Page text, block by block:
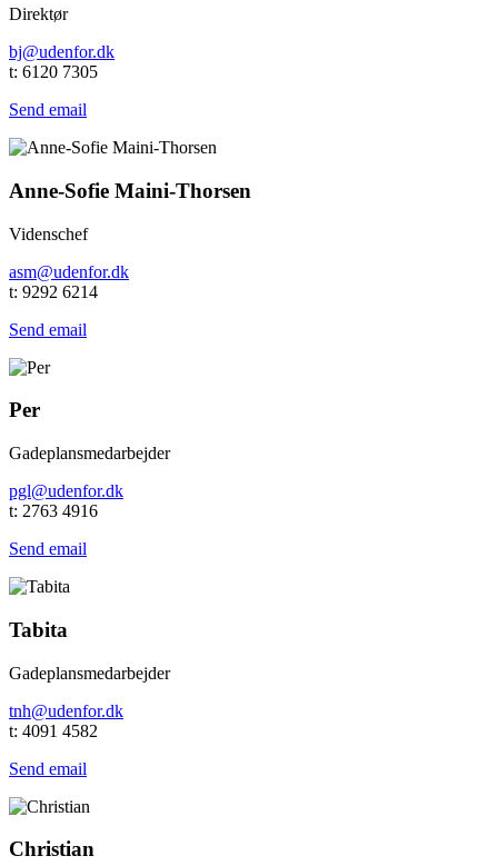
Direktør
bj@udenfor.dk
t: 6120 7305
Send email
Anne-Sofie Maini-Thorsen
Videnschef
asm@udenfor.dk
t: 9292 6214
Send email
Per
Gadeplansmedarbejder
pgl@udenfor.dk
t: 2763 4916
Send email
Tabita
Gadeplansmedarbejder
tnh@udenfor.dk
t: 4091 4582
Send email
Christian